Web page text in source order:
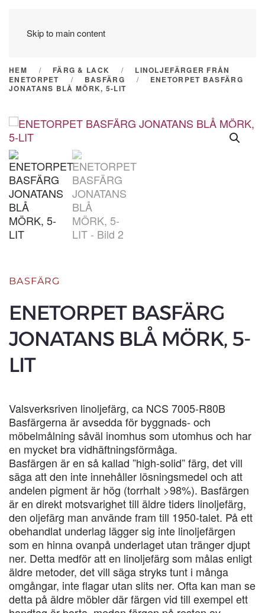
Skip to main content
HEM FÄRG & LACK
LINOLJEFÄRGER FRÅN
ENETORPET
BASFÄRG
ENETORPET BASFÄRG
JONATANS BLÅ MÖRK, 5-LIT
BASFÄRG
ENETORPET BASFÄRG
JONATANS BLÅ MÖRK, 5-
LIT
Valsverksriven linoljefärg, ca NCS 7005-R80B
Basfärgerna är avsedda för byggnads- och
möbelmålning såväl inomhus som utomhus och har
en mycket bra vidhäftningsförmåga.
Basfärgen är en så kallad ”high-solid” färg, det vill
säga att den inte innehåller lösningsmedel och att
andelen pigment är hög (torrhalt >98%). Basfärgen
är en direkt motsvarighet till äldre tiders linoljefärg,
den oljefärg man använde fram till 1950-talet. På ett
obehandlat underlag lägger sig inte linoljefärgen
som en hinna ovanpå underlaget utan tränger djupt
ner. Detta medför att en linoljefärg som målas enligt
äldre metoder, det vill säga stryks tunt i många
omgångar, inte flagar utan slits ner. Ofta kan man se
detta på äldre möbler där färgen vid till exempel ett